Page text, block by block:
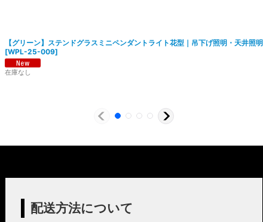
照明は暮らしの名脇役！メインのスーツが良いのに、靴や
アメリカのインテリアや工業製品の重厚感やゴージャス
ィンテージスタイルでの提案にこだわっています。
◆もっと詳しく見る
安心のPSE適合照明・電気用品安全法の遵守
テージの古い照明も安心してお使い頂けます。当店は製造
品の製造事業者として届出を行っております。
【グリーン】ステンドグラスミニペンダントライト花型｜吊下げ照明・天井照明
[WPL-25-009]
在庫なし
配送方法について